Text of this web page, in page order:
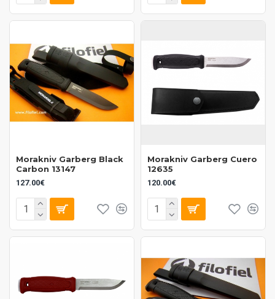
Morakniv Garberg Black
Carbon 13147
127.00€
Morakniv Garberg Cuero
12635
120.00€